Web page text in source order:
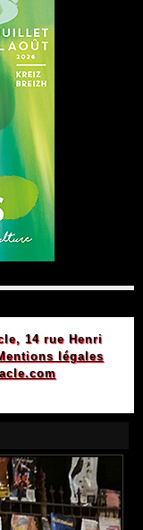
14 rue Henri
légales